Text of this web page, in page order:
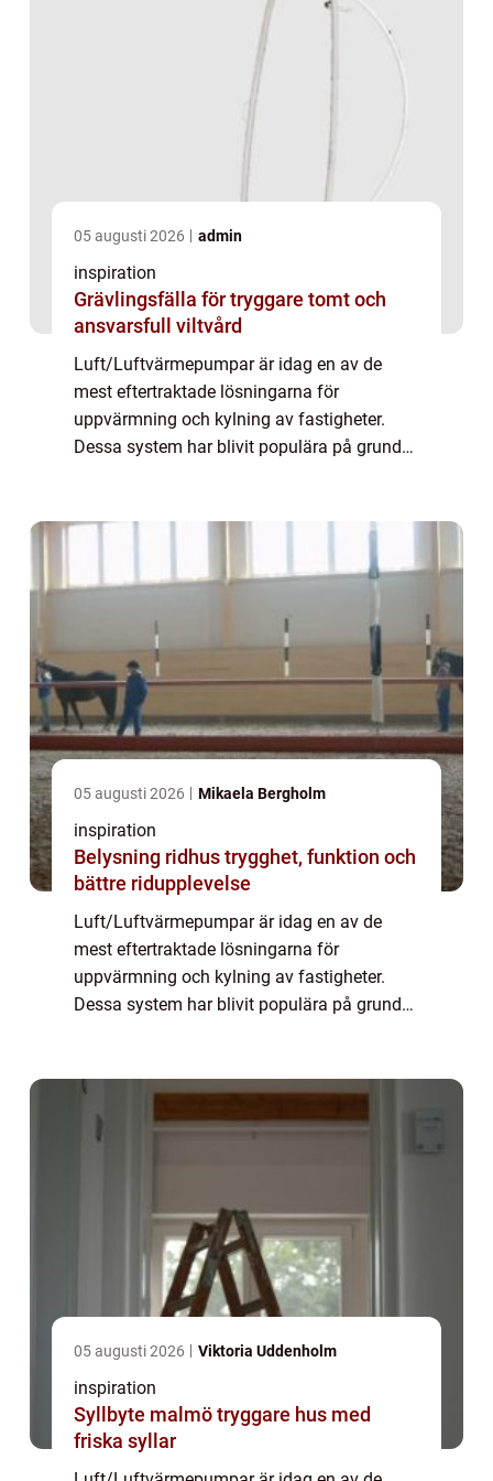
05 augusti 2026 admin
inspiration
Grävlingsfälla för tryggare tomt och
ansvarsfull viltvård
Luft/Luftvärmepumpar är idag en av de
mest eftertraktade lösningarna för
uppvärmning och kylning av fastigheter.
Dessa system har blivit populära på grund
fungerar genom att ...
05 augusti 2026 Mikaela Bergholm
inspiration
Belysning ridhus trygghet, funktion och
bättre ridupplevelse
Luft/Luftvärmepumpar är idag en av de
mest eftertraktade lösningarna för
uppvärmning och kylning av fastigheter.
Dessa system har blivit populära på grund
fungerar genom att ...
05 augusti 2026 Viktoria Uddenholm
inspiration
Syllbyte malmö tryggare hus med
friska syllar